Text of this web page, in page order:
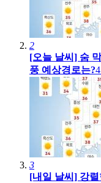
2
[오늘 날씨] 숨
풍 예상경로는?
3
[내일 날씨] 강